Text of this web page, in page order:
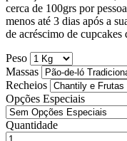
cerca de 100grs por
menos até 3 dias após a
de acréscimo de cupcakes
Peso
Massas
Recheios
Opções Especiais
Quantidade